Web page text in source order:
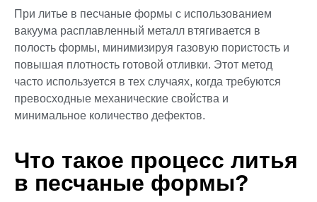
При литье в песчаные формы с использованием
вакуума расплавленный металл втягивается в
полость формы, минимизируя газовую пористость и
повышая плотность готовой отливки. Этот метод
часто используется в тех случаях, когда требуются
превосходные механические свойства и
минимальное количество дефектов.
Что такое процесс литья
в песчаные формы?